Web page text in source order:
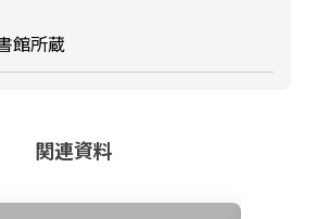
館所蔵
関連資料